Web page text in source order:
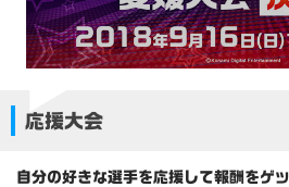
応援大会
自分の好きな選手を応援して報酬をゲ